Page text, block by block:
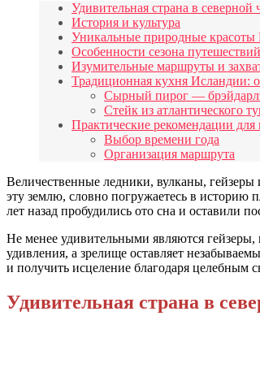
Удивительная страна в северной
История и культура
Уникальные природные красоты
Особенности сезона
Изумительные маршруты и
Традиционная кухня Исландии:
Сырный пирог —
Стейк из атлантического
Практические рекомендации
Выбор времени года
Организация маршрута
Величественные ледники, вулканы,
эту землю, словно погружаетесь в историю
лет назад пробудились ото сна и оставили
Не менее удивительными являются гейзеры,
удивления, а зрелище оставляет
и получить исцеление благодаря целебным
Удивительная страна в